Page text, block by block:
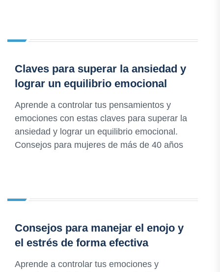
Claves para superar la ansiedad y
lograr un equilibrio emocional
Aprende a controlar tus pensamientos y
emociones con estas claves para superar la
ansiedad y lograr un equilibrio emocional.
Consejos para mujeres de más de 40 años
Consejos para manejar el enojo y
el estrés de forma efectiva
Aprende a controlar tus emociones y